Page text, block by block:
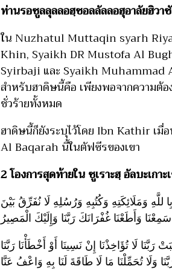
ท่านรอซูลลุลลอฮฺซอลลัลลอฮุอาลัยฮิวา
ใน Nuzhatul Muttaqin syarh
Khin, Syaikh DR Mustofa Al
Syirbaji และ Syaikh Muhammad
สำหรับฮาดิษนี้คือ เพียงพอจากความต้อ
ชั่วร้ายทั้งหมด
ฮาดิษนี้ก็ยังระบุไว้โดย Ibn Kathir เมื่
Al Baqarah นี้ในตัฟซีรของเขา
2 โองการสุดท้ายใน ซูเราะฮฺ อัลบะเกาะ
وَمَلَائِكَتِهِ وَكُتُبِهِ وَرُسُلِهِ لَا نُفَرِّقُ بَيْنَ
وَأَطَعْنَا غُفْرَانَكَ رَبَّنَا وَإِلَيْكَ الْمَصِيرُ
لَا تُؤَاخِذْنَا إِنْ نَسِينَا أَوْ أَخْطَأْنَا رَبَّنَا
وَلَا تُحَمِّلْنَا مَا لَا طَاقَةَ لَنَا بِهِ وَاعْفُ عَنَّا